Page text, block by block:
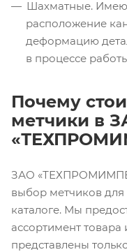
Шахматные.
расположение
деформацию
в процессе
Почему
метчики в
ЗАО
выбор метчиков
каталоге. Мы
ассортимент товара
представлены